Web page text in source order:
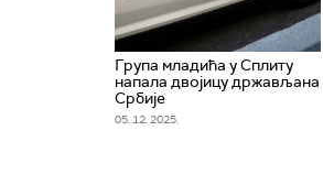
Група младића у Сплиту
напала двојицу држављана
Србије
05. 12. 2025.